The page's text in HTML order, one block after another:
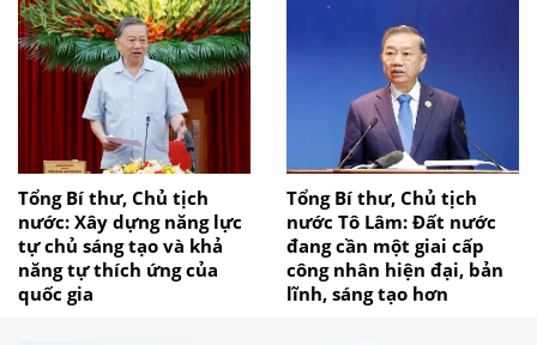
Tổng Bí thư, Chủ tịch
nước: Xây dựng năng lực
tự chủ sáng tạo và khả
năng tự thích ứng của
quốc gia
Tổng Bí thư, Chủ tịch
nước Tô Lâm: Đất nước
đang cần một giai cấp
công nhân hiện đại, bản
lĩnh, sáng tạo hơn